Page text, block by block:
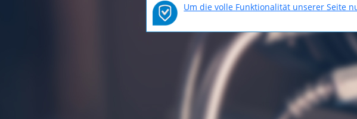
Um die volle Funktionalität unserer Seite